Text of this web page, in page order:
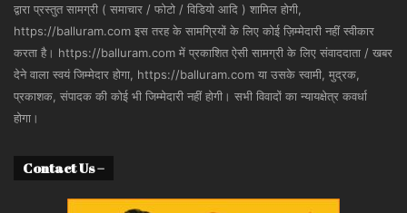
द्वारा प्रस्तुत सामग्री ( समाचार / फोटो / विडियो आदि ) शामिल होगी,
https://balluram.com इस तरह के सामग्रियों के लिए कोई ज़िम्मेदारी नहीं स्वीकार
करता है। https://balluram.com में प्रकाशित ऐसी सामग्री के लिए संवाददाता / खबर
देने वाला स्वयं जिम्मेदार होगा, https://balluram.com या उसके स्वामी, मुद्रक,
प्रकाशक, संपादक की कोई भी जिम्मेदारी नहीं होगी। सभी विवादों का न्यायक्षेत्र कवर्धा
होगा।
Contact Us –